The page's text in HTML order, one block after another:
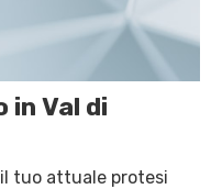
Val di
tuo attuale protesi